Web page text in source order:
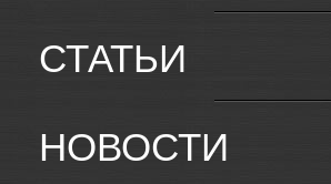
СТАТЬИ
НОВОСТИ